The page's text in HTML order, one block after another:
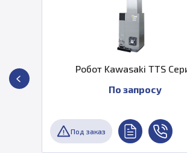
Робот Kawasaki TTS Серия
По запросу
Под заказ